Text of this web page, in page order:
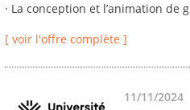
· La conception et l’animation
[ voir l'offre complète ]
11/11/2024